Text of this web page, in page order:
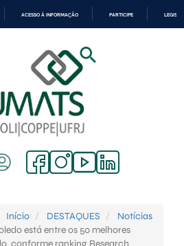
CONTEÚDO
ACESSO À INFORMAÇÃO PARTICIPE
Início DESTAQUES
Notícias
está entre os 50 melhores